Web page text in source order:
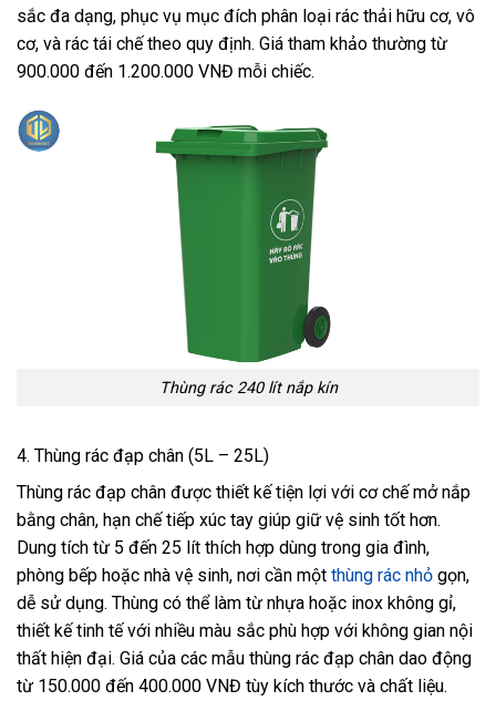
sắc đa dạng, phục vụ mục đích phân loại rác thải hữu cơ, vô
cơ, và rác tái chế theo quy định. Giá tham khảo thường từ
900.000 đến 1.200.000 VNĐ mỗi chiếc.
Thùng rác 240 lít nắp kín
4. Thùng rác đạp chân (5L – 25L)
Thùng rác đạp chân được thiết kế tiện lợi với cơ chế mở nắp
bằng chân, hạn chế tiếp xúc tay giúp giữ vệ sinh tốt hơn.
Dung tích từ 5 đến 25 lít thích hợp dùng trong gia đình,
phòng bếp hoặc nhà vệ sinh, nơi cần một thùng rác nhỏ gọn,
dễ sử dụng. Thùng có thể làm từ nhựa hoặc inox không gỉ,
thiết kế tinh tế với nhiều màu sắc phù hợp với không gian nội
thất hiện đại. Giá của các mẫu thùng rác đạp chân dao động
từ 150.000 đến 400.000 VNĐ tùy kích thước và chất liệu.